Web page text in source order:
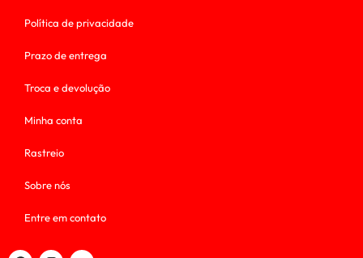
Política de privacidade
Prazo de entrega
Troca e devolução
Minha conta
Rastreio
Sobre nós
Entre em contato